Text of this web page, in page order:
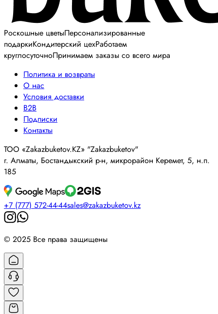
Роскошные цветыПерсонализированные
подаркиКондитерский цехРаботаем
круглосуточноПринимаем заказы со всего мира
Политика и возвраты
О нас
Условия доставки
B2B
Подписки
Контакты
ТОО «Zakazbuketov.KZ» "Zakazbuketov"
г. Алматы, Бостандыкский р-н, микрорайон Керемет, 5, н.п.
185
+7 (777) 572-44-44sales@zakazbuketov.kz
© 2025 Все права защищены